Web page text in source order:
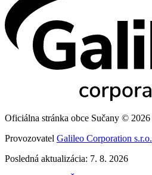
Oficiálna stránka obce Sučany © 2026
Provozovatel Galileo Corporation s.r.o.
Posledná aktualizácia: 7. 8. 2026